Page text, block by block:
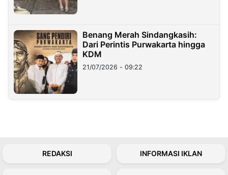
Benang Merah Sindangkasih:
Dari Perintis Purwakarta hingga
KDM
21/07/2026 - 09:22
REDAKSI INFORMASI IKLAN